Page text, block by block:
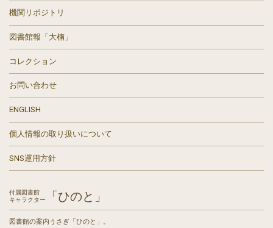
機関リポジトリ
図書館報「大楠」
コレクション
お問い合わせ
ENGLISH
個人情報の取り扱いについて
SNS運用方針
付属図書館
キャラクター
「ひのと」
図書館の案内うさぎ「ひのと」。